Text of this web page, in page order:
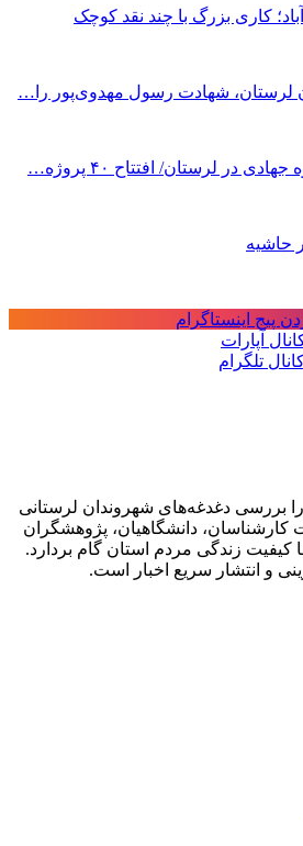
لرستان، شهادت رسول مهدوی‌پور را…
حاشیه
پیج اینستاگرام
آپارات
تلگرام
بررسی دغدغه‌های شهروندان لرستانی
کارشناسان، دانشگاهیان، پژوهشگران
زندگی مردم استان گام بردارد.
و انتشار سریع اخبار است.